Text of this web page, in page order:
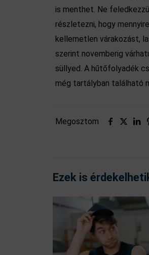
is menthet. Ne
részletezni, hogy
kellemetlen várakozást,
szerint novemberig
süllyed. A hűtőfolyadék
még tartályban található
Megosztom
Ezek is